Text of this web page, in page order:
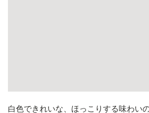
白色できれいな、ほっこりする味わい